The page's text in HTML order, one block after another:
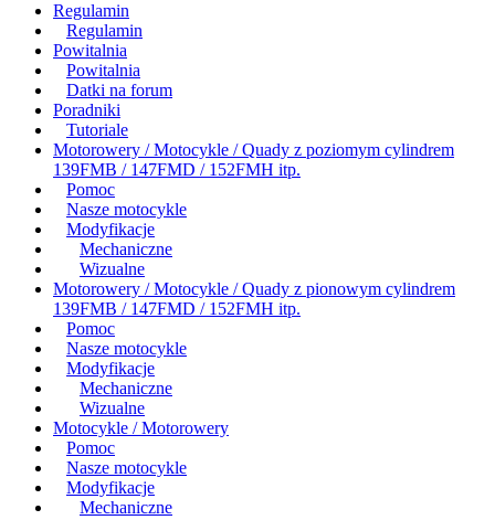
Regulamin
Regulamin
Powitalnia
Powitalnia
Datki na forum
Poradniki
Tutoriale
Motorowery / Motocykle / Quady z poziomym cylindrem
139FMB / 147FMD / 152FMH itp.
Pomoc
Nasze motocykle
Modyfikacje
Mechaniczne
Wizualne
Motorowery / Motocykle / Quady z pionowym cylindrem
139FMB / 147FMD / 152FMH itp.
Pomoc
Nasze motocykle
Modyfikacje
Mechaniczne
Wizualne
Motocykle / Motorowery
Pomoc
Nasze motocykle
Modyfikacje
Mechaniczne